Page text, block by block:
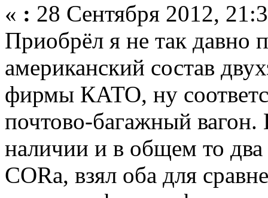
« : 28 Сентября 2012,
Приобрёл я не так давно
американский состав
фирмы КАТО, ну
почтово-багажный вагон.
наличии и в общем то
CORа, взял оба для